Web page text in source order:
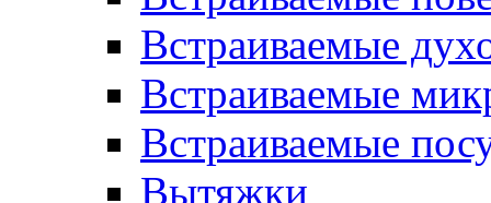
Встраиваемые
Встраиваемые
Встраиваемые
Вытяжки